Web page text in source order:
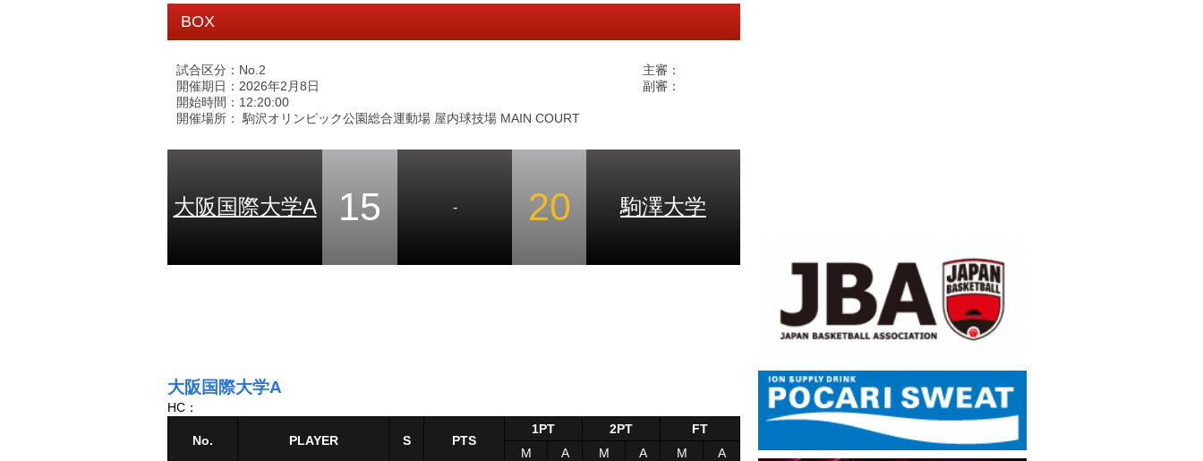
BOX
試合区分：No.2
開催期日：2026年2月8日
開始時間：12:20:00
開催場所： 駒沢オリンピック公園総合運動場 屋内球技場 MAIN COURT
主審：
副審：
大阪国際大学A 15 - 20 駒澤大学
大阪国際大学A
HC：
No. PLAYER S PTS
1PT 2PT
FT
M
A M A M A